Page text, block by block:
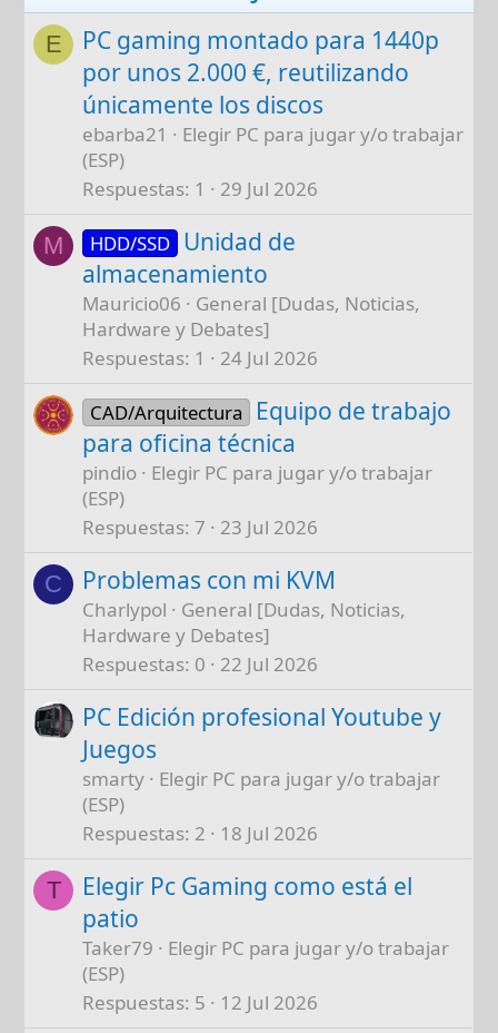
E
PC gaming montado para 1440p
por unos 2.000 €, reutilizando
únicamente los discos
ebarba21
Elegir PC para jugar y/o trabajar
(ESP)
Respuestas 1 29 Jul 2026
M HDD/SSD Unidad de
almacenamiento
Mauricio06
General [Dudas, Noticias,
Hardware y Debates]
Respuestas 1 24 Jul 2026
CAD/Arquitectura
Equipo de trabajo
para oficina técnica
pindio
Elegir PC para jugar y/o trabajar
(ESP)
Respuestas 7 23 Jul 2026
C Problemas con mi KVM
Charlypol
General [Dudas, Noticias,
Hardware y Debates]
Respuestas 0 22 Jul 2026
PC Edición profesional Youtube y
Juegos
smarty
Elegir PC para jugar y/o trabajar
(ESP)
Respuestas 2 18 Jul 2026
T
Elegir Pc Gaming como está el
patio
Taker79
Elegir PC para jugar y/o trabajar
(ESP)
Respuestas 5 12 Jul 2026